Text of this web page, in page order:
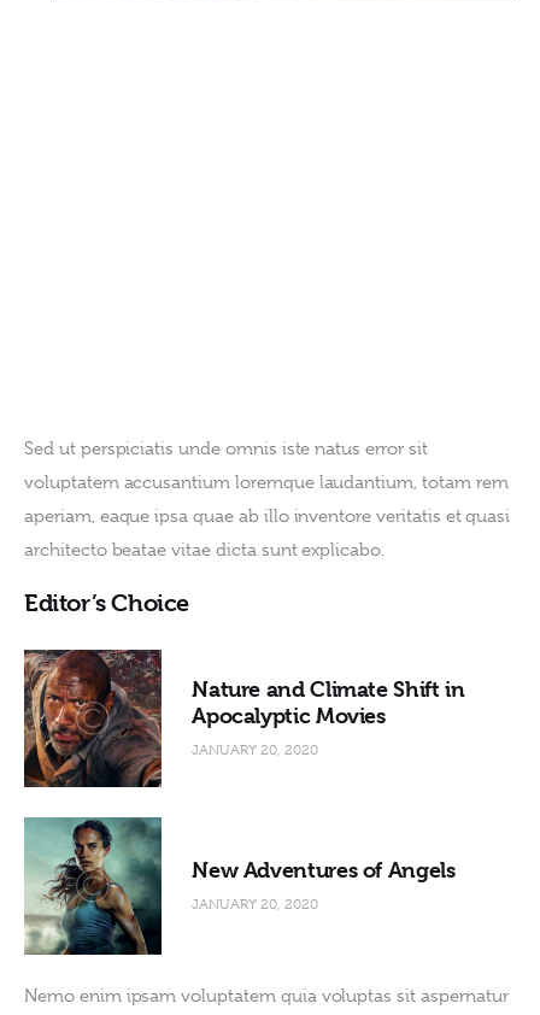
Sed ut perspiciatis unde omnis iste natus error sit
voluptatem accusantium loremque laudantium, totam rem
aperiam, eaque ipsa quae ab illo inventore veritatis et quasi
architecto beatae vitae dicta sunt explicabo.
Editor’s Choice
Nature and Climate Shift in
Apocalyptic Movies
JANUARY 20, 2020
New Adventures of Angels
JANUARY 20, 2020
Nemo enim ipsam voluptatem quia voluptas sit aspernatur